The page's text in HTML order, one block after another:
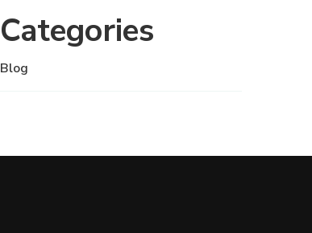
Categories
Blog